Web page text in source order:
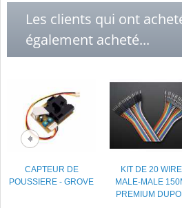
Les clients qui ont
également acheté...
CAPTEUR DE
POUSSIERE - GROVE
KIT DE 20
MALE-MALE
PREMIUM